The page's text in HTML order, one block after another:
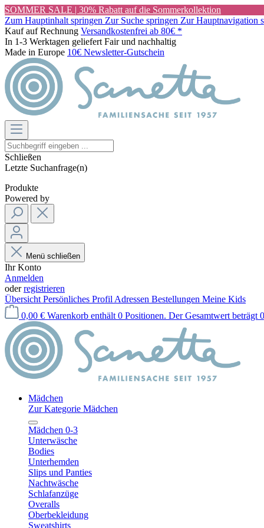
SOMMER SALE | 30% Rabatt auf die Sommerkollektion
Zum Hauptinhalt springen Zur Suche springen Zur Hauptnavigation
Kauf auf Rechnung Versandkostenfrei ab 80€ *
In 1-3 Werktagen geliefert Fair und nachhaltig
Made in Europe 10€ Newsletter-Gutschein
Schließen
Letzte Suchanfrage(n)
Produkte
Powered by
Menü schließen
Ihr Konto
Anmelden
oderregistrieren
Übersicht Persönliches Profil Adressen Bestellungen Meine Kids
0,00 € Warenkorb enthält 0 Positionen. Der Gesamtwert beträgt
Mädchen
Zur Kategorie Mädchen
Mädchen 0-3
Unterwäsche
Bodies
Unterhemden
Slips und Panties
Nachtwäsche
Schlafanzüge
Overalls
Oberbekleidung
Sweatshirts